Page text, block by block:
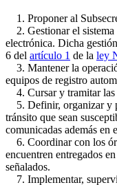
1. Proponer al
2. Gestionar el sistema
electrónica. Dicha
6 del artículo 1 de la ley
3. Mantener la
equipos de registro
4. Cursar y tramitar las
5. Definir, organizar y
tránsito que sean
comunicadas además
6. Coordinar con los
encuentren entregados
señalados.
7. Implementar,